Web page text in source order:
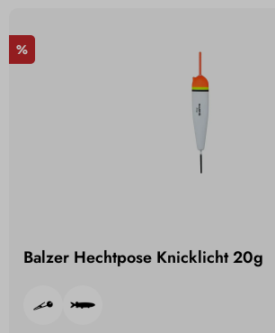
%
Balzer Hechtpose Knicklicht 20g